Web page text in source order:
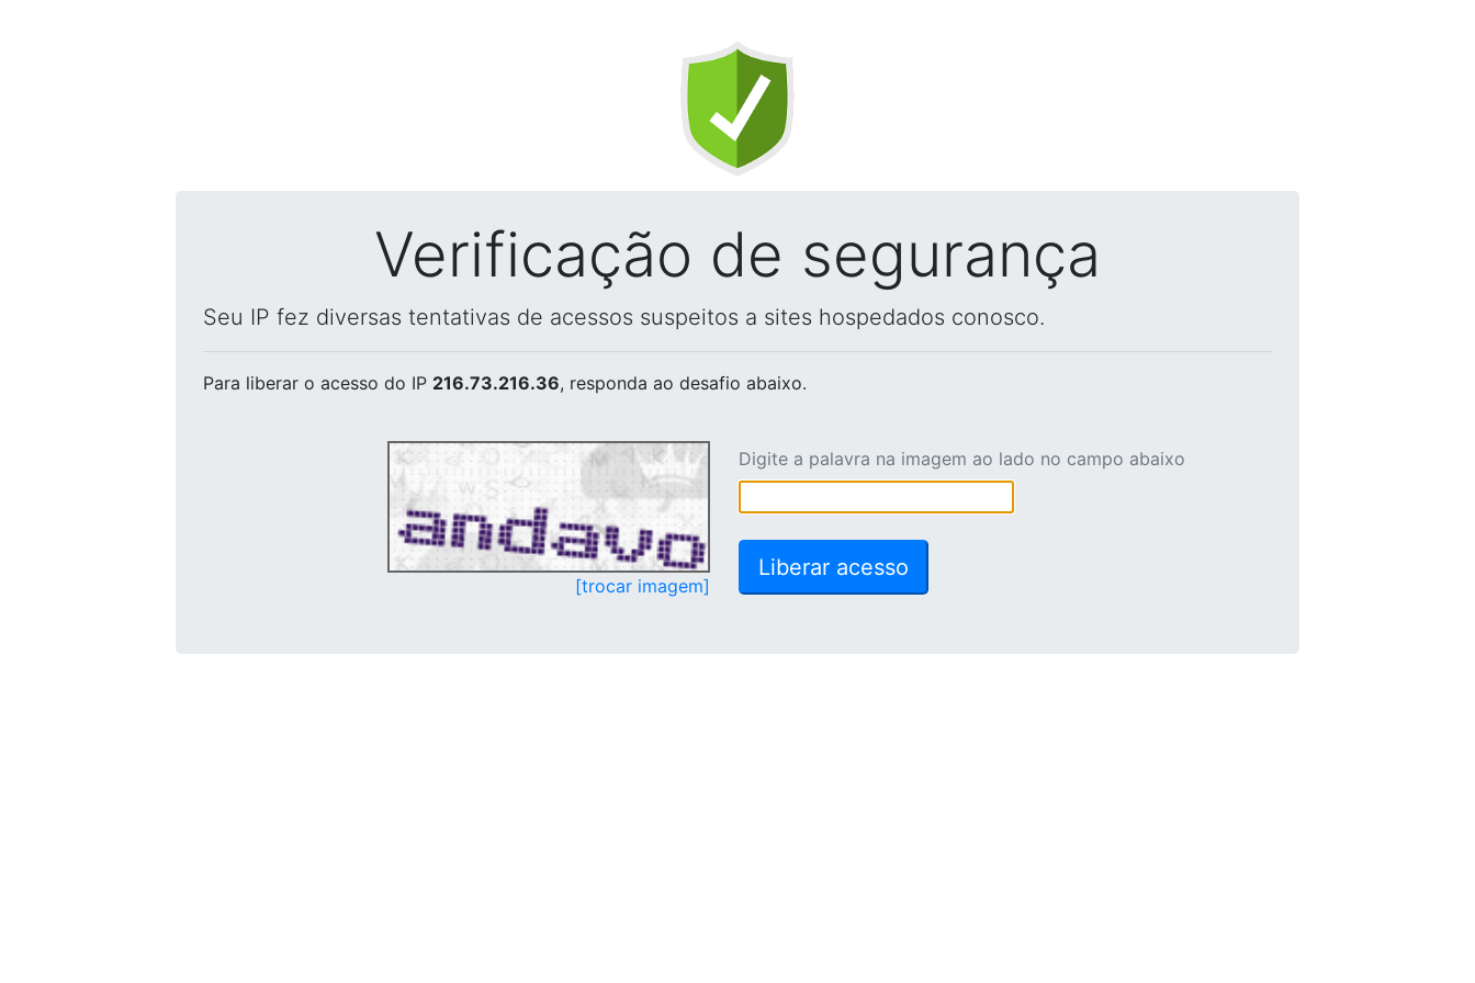
Verificação de segurança
Seu IP fez diversas tentativas de acessos suspeitos a sites hospedados conosco.
Para liberar o acesso do IP 216.73.216.36, responda ao desafio abaixo.
[trocar imagem]
Digite a palavra na imagem ao lado no campo abaixo